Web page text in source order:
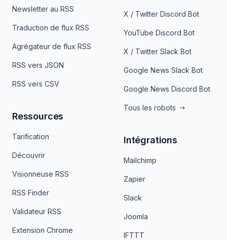
Newsletter au RSS
Traduction de flux RSS
Agrégateur de flux RSS
RSS vers JSON
RSS vers CSV
Ressources
Tarification
Découvrir
Visionneuse RSS
RSS Finder
Validateur RSS
Extension Chrome
X / Twitter Discord Bot
YouTube Discord Bot
X / Twitter Slack Bot
Google News Slack Bot
Google News Discord Bot
Tous les robots
Intégrations
Mailchimp
Zapier
Slack
Joomla
IFTTT